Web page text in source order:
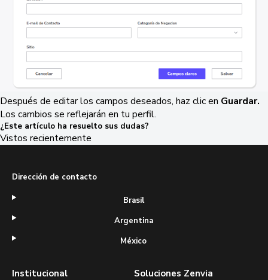
Después de editar los campos deseados, haz clic en Guardar.
Los cambios se reflejarán en tu perfil.
¿Este artículo ha resuelto sus dudas?
Vistos recientemente
Institucional Soluciones Zenvia
Dirección de contacto
Brasil
Argentina
México